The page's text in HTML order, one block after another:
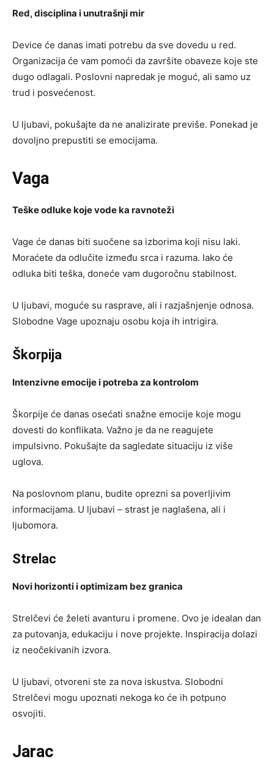
Red, disciplina i unutrašnji mir
Device će danas imati potrebu da sve dovedu u red.
Organizacija će vam pomoći da završite obaveze koje ste
dugo odlagali. Poslovni napredak je moguć, ali samo uz
trud i posvećenost.
U ljubavi, pokušajte da ne analizirate previše. Ponekad je
dovoljno prepustiti se emocijama.
Vaga
Teške odluke koje vode ka ravnoteži
Vage će danas biti suočene sa izborima koji nisu laki.
Moraćete da odlučite između srca i razuma. Iako će
odluka biti teška, doneće vam dugoročnu stabilnost.
U ljubavi, moguće su rasprave, ali i razjašnjenje odnosa.
Slobodne Vage upoznaju osobu koja ih intrigira.
Škorpija
Intenzivne emocije i potreba za kontrolom
Škorpije će danas osećati snažne emocije koje mogu
dovesti do konflikata. Važno je da ne reagujete
impulsivno. Pokušajte da sagledate situaciju iz više
uglova.
Na poslovnom planu, budite oprezni sa poverljivim
informacijama. U ljubavi – strast je naglašena, ali i
ljubomora.
Strelac
Novi horizonti i optimizam bez granica
Strelčevi će želeti avanturu i promene. Ovo je idealan dan
za putovanja, edukaciju i nove projekte. Inspiracija dolazi
iz neočekivanih izvora.
U ljubavi, otvoreni ste za nova iskustva. Slobodni
Strelčevi mogu upoznati nekoga ko će ih potpuno
osvojiti.
Jarac